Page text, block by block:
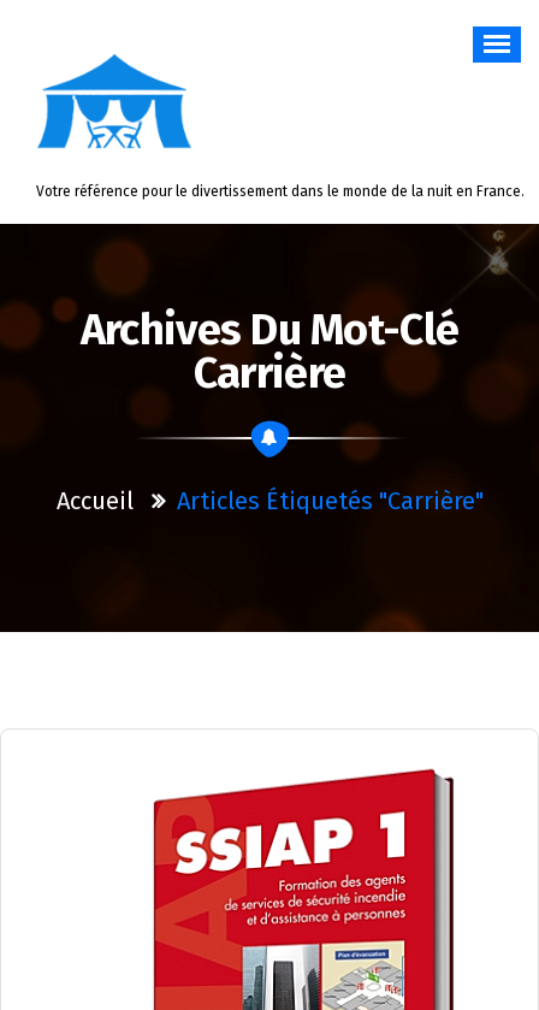
Votre référence pour le divertissement dans le monde de la nuit en France.
Archives Du Mot-Clé
Carrière
Accueil Articles Étiquetés "carrière"